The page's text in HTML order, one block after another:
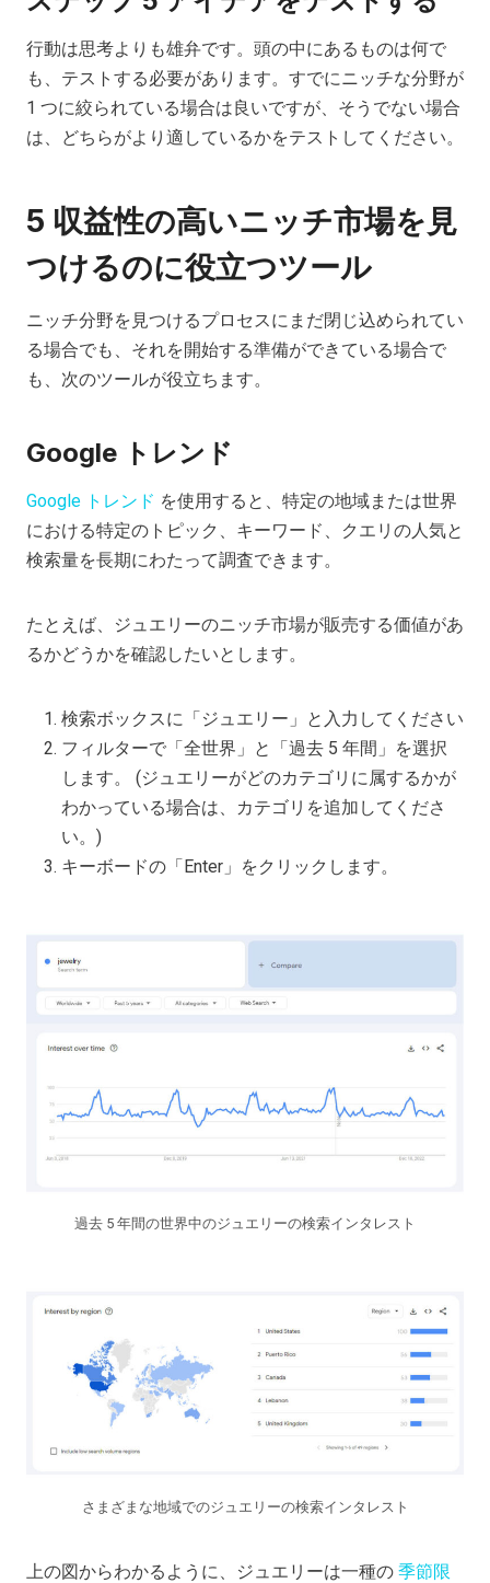
行動は思考よりも雄弁です。頭の中にあるものは何で
も、テストする必要があります。すでにニッチな分野が
1 つに絞られている場合は良いですが、そうでない場合
は、どちらがより適しているかをテストしてください。
5 収益性の高いニッチ市場を見
つけるのに役立つツール
ニッチ分野を見つけるプロセスにまだ閉じ込められてい
る場合でも、それを開始する準備ができている場合で
も、次のツールが役立ちます。
Google トレンド
Google トレンド を使用すると、特定の地域または世界
における特定のトピック、キーワード、クエリの人気と
検索量を長期にわたって調査できます。
たとえば、ジュエリーのニッチ市場が販売する価値があ
るかどうかを確認したいとします。
検索ボックスに「ジュエリー」と入力してください
フィルターで「全世界」と「過去 5 年間」を選択
します。 (ジュエリーがどのカテゴリに属するかが
わかっている場合は、カテゴリを追加してくださ
い。)
キーボードの「Enter」をクリックします。
過去 5 年間の世界中のジュエリーの検索インタレスト
さまざまな地域でのジュエリーの検索インタレスト
上の図からわかるように、ジュエリーは一種の 季節限